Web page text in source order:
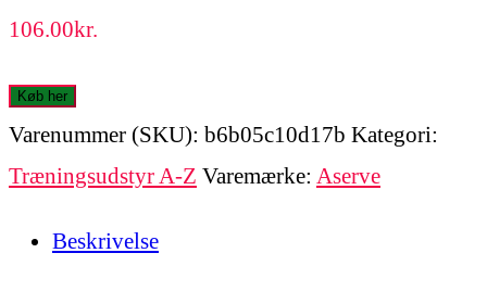
106.00kr.
Køb her
Varenummer (SKU): b6b05c10d17b Kategori:
Træningsudstyr A-Z Varemærke: Aserve
Beskrivelse